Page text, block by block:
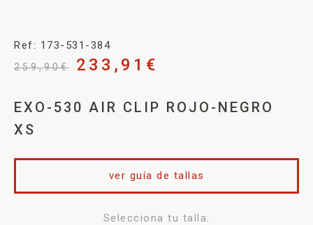
Ref: 173-531-384
259,90€ 233,91 €
EXO-530 AIR CLIP ROJO-NEGRO
XS
Selecciona tu talla:
ver guía de tallas